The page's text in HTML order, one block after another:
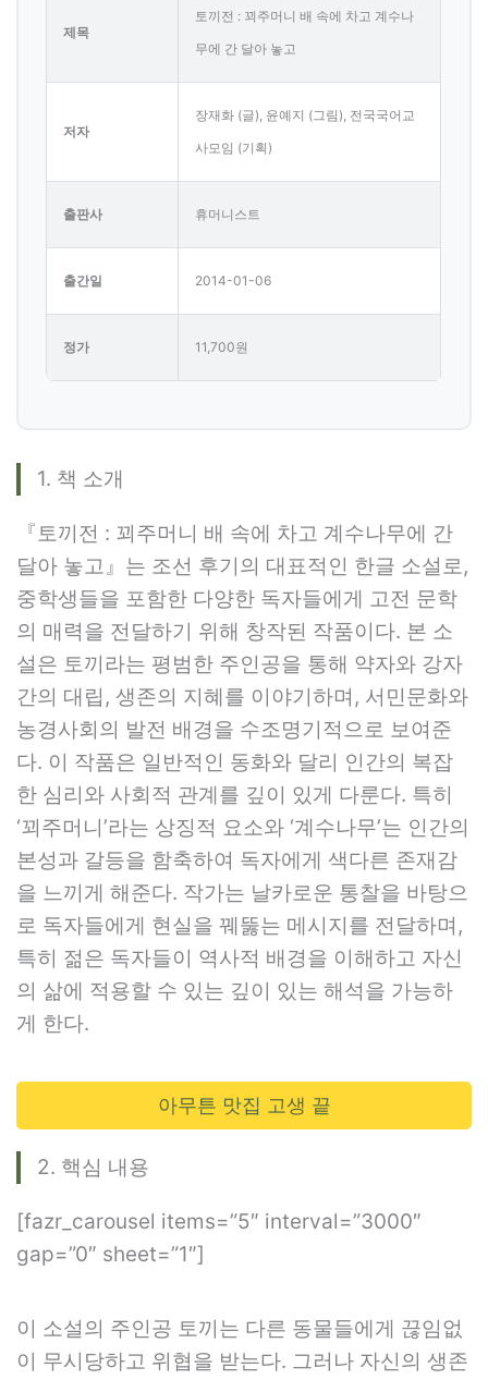
제목
토끼전 : 꾀주머니 배 속에 차고 계수나
무에 간 달아 놓고
저자
장재화 (글), 윤예지 (그림), 전국국어교
사모임 (기획)
출판사 휴머니스트
출간일 2014-01-06
정가 11,700원
1. 책 소개
『토끼전 : 꾀주머니 배 속에 차고 계수나무에 간
달아 놓고』는 조선 후기의 대표적인 한글 소설로,
중학생들을 포함한 다양한 독자들에게 고전 문학
의 매력을 전달하기 위해 창작된 작품이다. 본 소
설은 토끼라는 평범한 주인공을 통해 약자와 강자
간의 대립, 생존의 지혜를 이야기하며, 서민문화와
농경사회의 발전 배경을 수조명기적으로 보여준
다. 이 작품은 일반적인 동화와 달리 인간의 복잡
한 심리와 사회적 관계를 깊이 있게 다룬다. 특히
‘꾀주머니’라는 상징적 요소와 ‘계수나무’는 인간의
본성과 갈등을 함축하여 독자에게 색다른 존재감
을 느끼게 해준다. 작가는 날카로운 통찰을 바탕으
로 독자들에게 현실을 꿰뚫는 메시지를 전달하며,
특히 젊은 독자들이 역사적 배경을 이해하고 자신
의 삶에 적용할 수 있는 깊이 있는 해석을 가능하
게 한다.
아무튼 맛집 고생 끝
2. 핵심 내용
[fazr_carousel items=”5″ interval=”3000″
gap=”0″ sheet=”1″]
이 소설의 주인공 토끼는 다른 동물들에게 끊임없
이 무시당하고 위협을 받는다. 그러나 자신의 생존